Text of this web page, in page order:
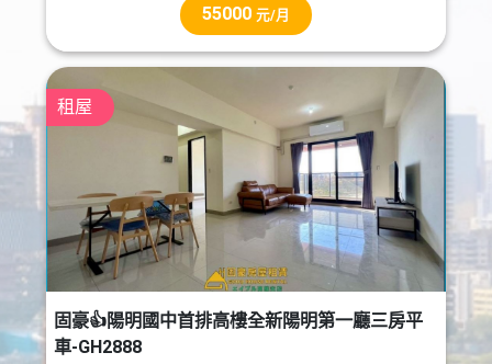
55000 元/月
租屋
固豪👍陽明國中首排高樓全新陽明第一廳三房平
車-GH2888